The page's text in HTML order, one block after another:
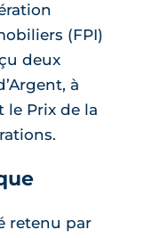
(FPI)
deux
à
le Prix de la
retenu par